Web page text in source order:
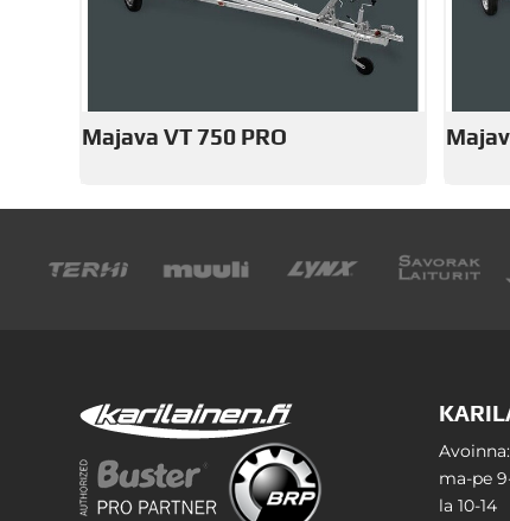
Majava VT 750 PRO
Avoinna:
ma-pe
la 10-14